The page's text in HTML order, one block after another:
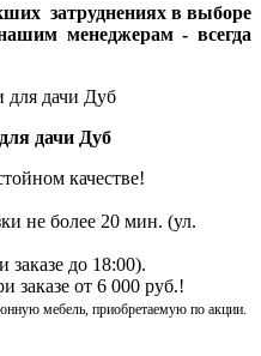
затруднениях в выборе
менеджерам - всегда
дачи Дуб
качестве!
не более 20 мин. (ул.
заказе до 18:00).
от 6 000 руб.!
мебель, приобретаемую по акции.